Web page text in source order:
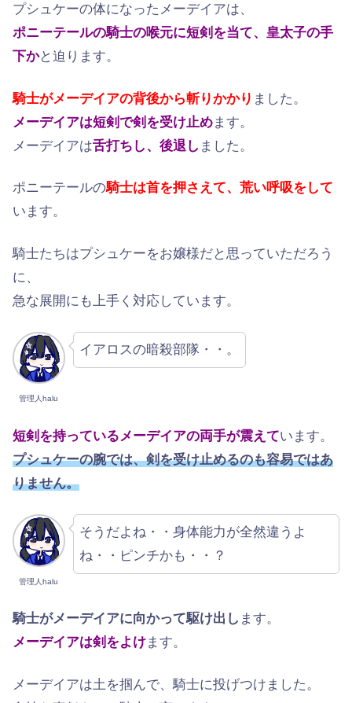
プシュケーの体になったメーデイアは、
ポニーテールの騎士の喉元に短剣を当て、皇太子の手
下かと迫ります。
騎士がメーデイアの背後から斬りかかり ました。
メーデイアは短剣で剣を受け止め ます。
メーデイアは舌打ちし、後退し ました。
ポニーテールの騎士は首を押さえて、荒い呼吸をして
います。
騎士たちはプシュケーをお嬢様だと思っていただろう
に、
急な展開にも上手く対応しています。
管理人halu
イアロスの暗殺部隊・・。
短剣を持っているメーデイアの両手が震えています。
プシュケーの腕では、剣を受け止めるのも容易ではあ
りません。
管理人halu
そうだよね・・身体能力が全然違うよ
ね・・ピンチかも・・？
騎士がメーデイアに向かって駆け出し ます。
メーデイアは剣をよけます。
メーデイアは土を掴んで、騎士に投げつけました。